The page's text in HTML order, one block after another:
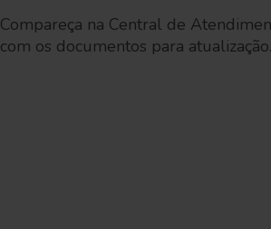
Compareça na Central de
com os documentos para atualização.